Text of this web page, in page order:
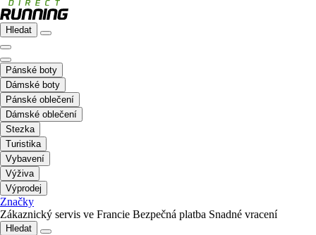
Hledat
Pánské boty
Dámské boty
Pánské oblečení
Dámské oblečení
Stezka
Turistika
Vybavení
Výživa
Výprodej
Značky
Zákaznický servis ve Francie Bezpečná platba Snadné vracení
Hledat